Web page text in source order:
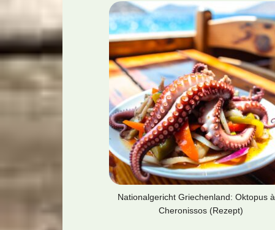
Nationalgericht Griechenland: Oktopus
Cheronissos (Rezept)